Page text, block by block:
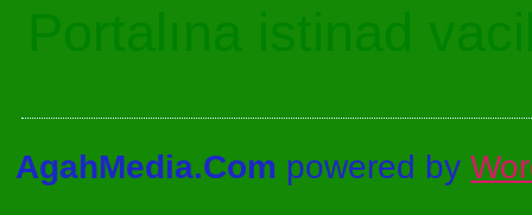
AgahMedia.Com powered by